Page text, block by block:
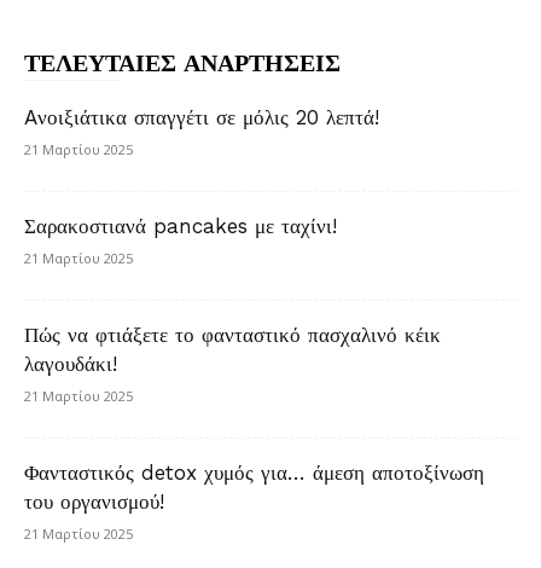
ΤΕΛΕΥΤΑΙΕΣ ΑΝΑΡΤΗΣΕΙΣ
Aνοιξιάτικα σπαγγέτι σε μόλις 20 λεπτά!
21 Μαρτίου 2025
Σαρακοστιανά pancakes με ταχίνι!
21 Μαρτίου 2025
Πώς να φτιάξετε το φανταστικό πασχαλινό κέικ
λαγουδάκι!
21 Μαρτίου 2025
Φανταστικός detox χυμός για… άμεση αποτοξίνωση
του οργανισμού!
21 Μαρτίου 2025